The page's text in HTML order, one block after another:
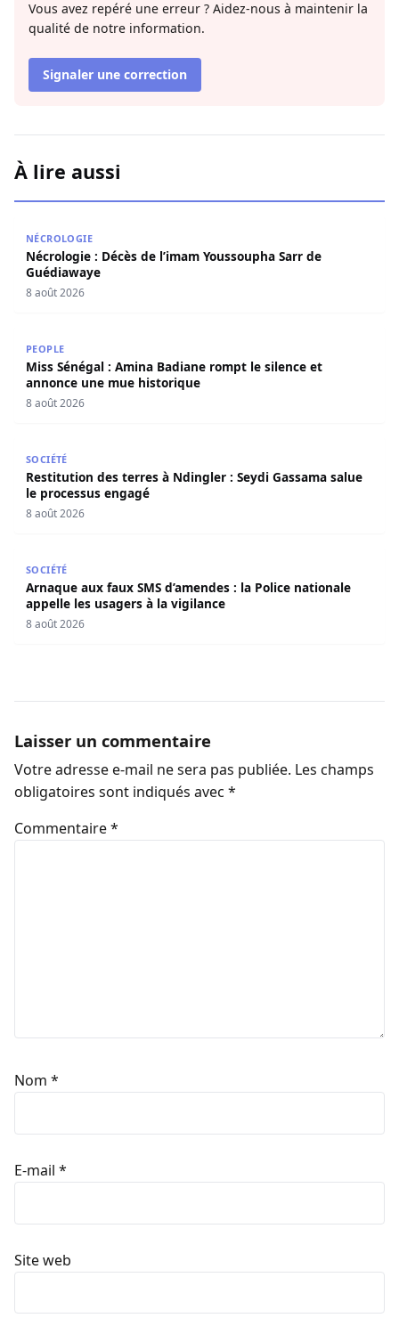
Vous avez repéré une erreur ? Aidez-nous à maintenir la
qualité de notre information.
Signaler une correction
À lire aussi
NÉCROLOGIE
Nécrologie : Décès de l’imam Youssoupha Sarr de
Guédiawaye
8 août 2026
PEOPLE
Miss Sénégal : Amina Badiane rompt le silence et
annonce une mue historique
8 août 2026
SOCIÉTÉ
Restitution des terres à Ndingler : Seydi Gassama salue
le processus engagé
8 août 2026
SOCIÉTÉ
Arnaque aux faux SMS d’amendes : la Police nationale
appelle les usagers à la vigilance
8 août 2026
Laisser un commentaire
Votre adresse e-mail ne sera pas publiée. Les champs
obligatoires sont indiqués avec *
Commentaire*
Nom *
E-mail *
Site web